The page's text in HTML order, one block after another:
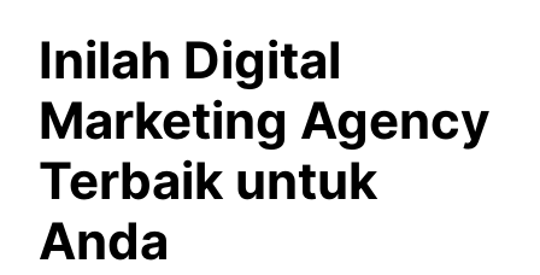
Inilah Digital
Marketing Agency
Terbaik untuk
Anda